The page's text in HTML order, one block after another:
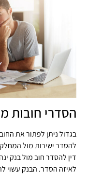
הסדרי חובות
בגדול ניתן לפתור את
להסדר ישירות מול
דין להסדר חוב מול בנק
לאיזה הסדר. הבנק עשוי